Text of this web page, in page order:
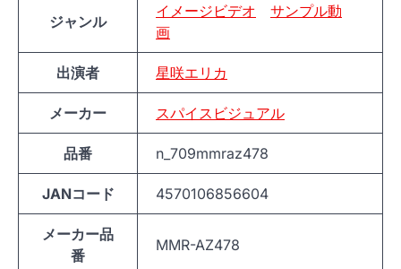
ジャンル
イメージビデオ
サンプル動
画
出演者 星咲エリカ
メーカー スパイスビジュアル
品番 n_709mmraz478
JANコード 4570106856604
メーカー品
番
MMR-AZ478